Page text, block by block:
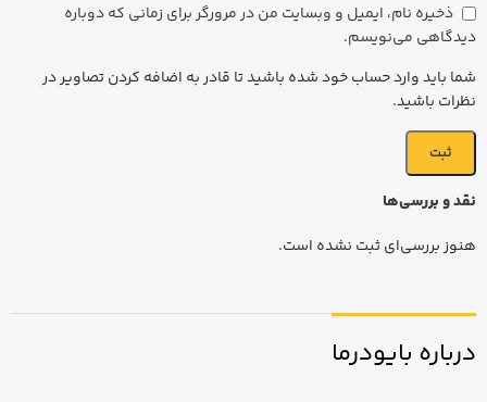
نقد و بررسی‌ها
هنوز بررسی‌ای ثبت نشده است.
ذخیره نام، ایمیل و وبسایت من در مرورگر برای زمانی که دوباره
دیدگاهی می‌نویسم.
شما باید وارد حساب خود شده باشید تا قادر به اضافه کردن تصاویر در
نظرات باشید.
درباره بایودرما